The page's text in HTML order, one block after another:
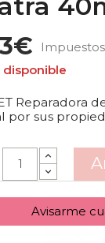
disponible
Reparadora
por sus
Avisarme